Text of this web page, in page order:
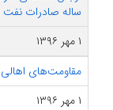
ساله صادرات نفت
۱ مهر ۱۳۹۶
مقاومت‌های
۱ مهر ۱۳۹۶